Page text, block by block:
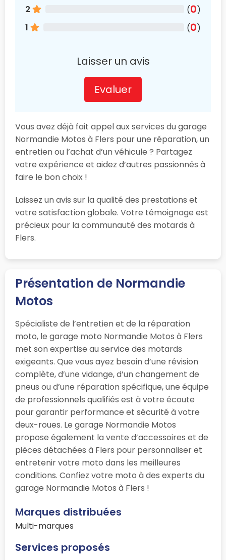
2 (0)
1
(0)
Laisser un avis
Evaluer
Vous avez déjà fait appel aux services du garage
Normandie Motos à Flers pour une réparation, un
entretien ou l’achat d’un véhicule ? Partagez
votre expérience et aidez d’autres passionnés à
faire le bon choix !
Laissez un avis sur la qualité des prestations et
votre satisfaction globale. Votre témoignage est
précieux pour la communauté des motards à
Flers.
Présentation de Normandie
Motos
Spécialiste de l’entretien et de la réparation
moto, le garage moto Normandie Motos à Flers
met son expertise au service des motards
exigeants. Que vous ayez besoin d’une révision
complète, d’une vidange, d’un changement de
pneus ou d’une réparation spécifique, une équipe
de professionnels qualifiés est à votre écoute
pour garantir performance et sécurité à votre
deux-roues. Le garage Normandie Motos
propose également la vente d’accessoires et de
pièces détachées à Flers pour personnaliser et
entretenir votre moto dans les meilleures
conditions. Confiez votre moto à des experts du
garage Normandie Motos à Flers !
Marques distribuées
Multi-marques
Services proposés